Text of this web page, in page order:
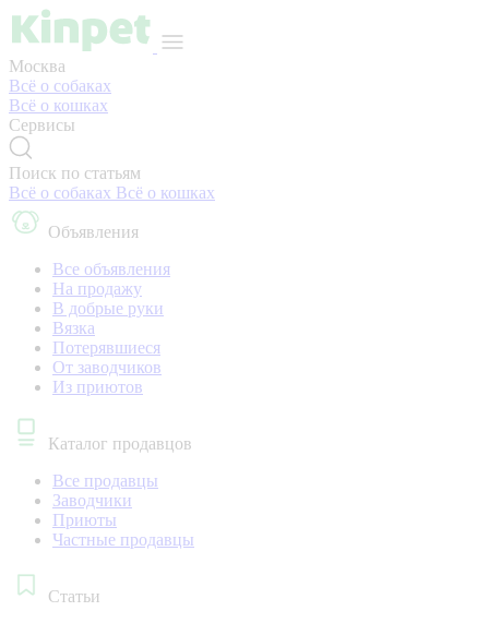
Москва
Всё о собаках
Всё о кошках
Сервисы
Поиск по статьям
Всё о собаках Всё о кошках
Объявления
Все объявления
На продажу
В добрые руки
Вязка
Потерявшиеся
От заводчиков
Из приютов
Каталог продавцов
Все продавцы
Заводчики
Приюты
Частные продавцы
Статьи